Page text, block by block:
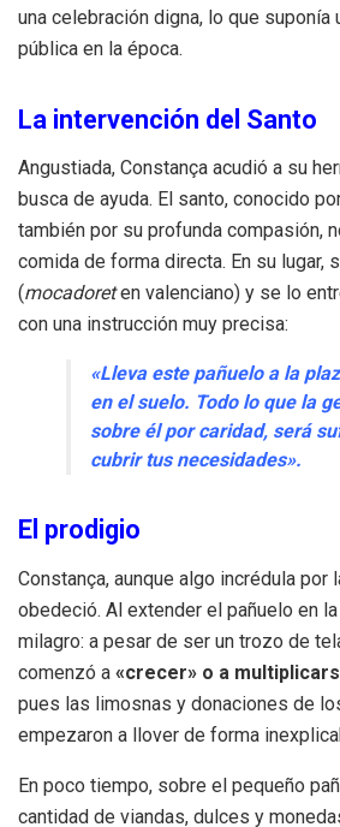
una celebración digna, lo que suponía
pública en la época.
La intervención del Santo
Angustiada, Constança acudió a su
busca de ayuda. El santo, conocido
también por su profunda compasión,
comida de forma directa. En su lugar,
(mocadoreten valenciano) y se lo
con una instrucción muy precisa:
«Lleva este pañuelo a la
en el suelo. Todo lo que la
sobre él por caridad, será
cubrir tus necesidades».
El prodigio
Constança, aunque algo incrédula
obedeció. Al extender el pañuelo en
milagro: a pesar de ser un trozo de
comenzó a «crecer» o a
pues las limosnas y donaciones de
empezaron a llover de forma
En poco tiempo, sobre el pequeño
cantidad de viandas, dulces y